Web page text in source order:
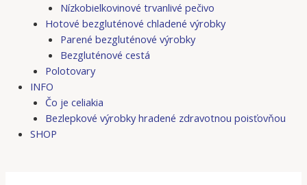
Nízkobielkovinové trvanlivé pečivo
Hotové bezgluténové chladené výrobky
Parené bezgluténové výrobky
Bezgluténové cestá
Polotovary
INFO
Čo je celiakia
Bezlepkové výrobky hradené zdravotnou poisťovňou
SHOP